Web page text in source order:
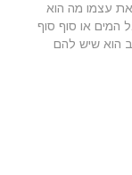
את עצמו מה הוא
המים או סוף סוף
הוא שיש להם